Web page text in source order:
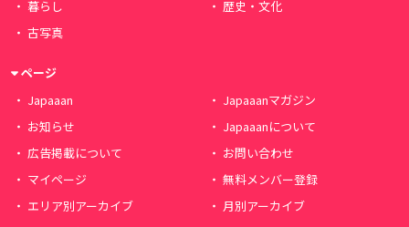
暮らし
歴史・文化
古写真
ページ
Japaaan
Japaaanマガジン
お知らせ
Japaaanについて
広告掲載について
お問い合わせ
マイページ
無料メンバー登録
エリア別アーカイブ
月別アーカイブ